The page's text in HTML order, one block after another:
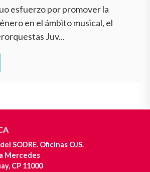
esfuerzo por promover la
en el ámbito musical, el
Juv...
SODRE. Oficinas OJS.
Mercedes
CP 11000